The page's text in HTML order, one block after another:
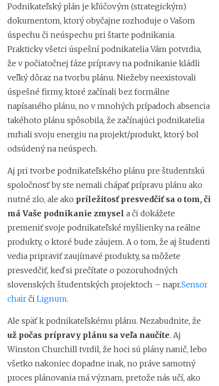
Podnikateľský plán je kľúčovým (strategickým)
dokumentom, ktorý obyčajne rozhoduje o Vašom
úspechu či neúspechu pri štarte podnikania.
Prakticky všetci úspešní podnikatelia Vám potvrdia,
že v počiatočnej fáze prípravy na podnikanie kládli
veľký dôraz na tvorbu plánu. Niežeby neexistovali
úspešné firmy, ktoré začínali bez formálne
napísaného plánu, no v mnohých prípadoch absencia
takéhoto plánu spôsobila, že začínajúci podnikatelia
mrhali svoju energiu na projekt/produkt, ktorý bol
odsúdený na neúspech.
Aj pri tvorbe podnikateľského plánu pre študentskú
spoločnosť by ste nemali chápať prípravu plánu ako
nutné zlo, ale ako príležitosť presvedčiť sa o tom, či
má Vaše podnikanie zmysel a či dokážete
premeniť svoje podnikateľské myšlienky na reálne
produkty, o ktoré bude záujem. A o tom, že aj študenti
vedia pripraviť zaujímavé produkty, sa môžete
presvedčiť, keď si prečítate o pozoruhodných
slovenských študentských projektoch – napr.Sensor
chair či Lignum.
Ale späť k podnikateľskému plánu. Nezabudnite, že
už počas prípravy plánu sa veľa naučíte. Aj
Winston Churchill tvrdil, že hoci sú plány nanič, lebo
všetko nakoniec dopadne inak, no práve samotný
proces plánovania má význam, pretože nás učí, ako